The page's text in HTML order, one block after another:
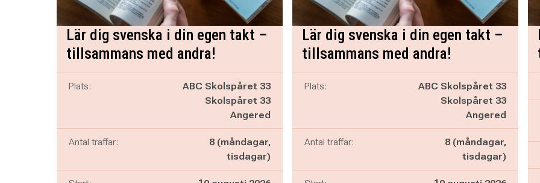
Lär dig svenska i din egen takt –
tillsammans med andra!
Plats:
ABC Skolspåret 33
Skolspåret 33
Angered
Antal träffar:
8 (måndagar,
tisdagar)
Lär dig svenska i din egen takt –
tillsammans med andra!
Plats:
ABC Skolspåret 33
Skolspåret 33
Angered
Antal träffar:
8 (måndagar,
tisdagar)